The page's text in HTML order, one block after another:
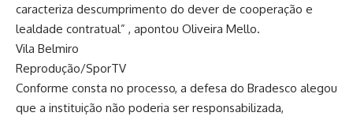
caracteriza descumprimento do dever de cooperação e
lealdade contratual” , apontou Oliveira Mello.
Vila Belmiro
Reprodução/SporTV
Conforme consta no processo, a defesa do Bradesco alegou
que a instituição não poderia ser responsabilizada,